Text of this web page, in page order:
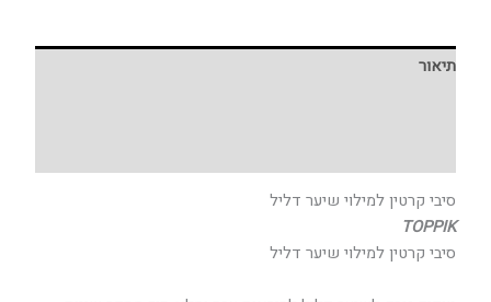
תיאור
סיבי קרטין למילוי שיער דליל
TOPPIK
סיבי קרטין למילוי שיער דליל